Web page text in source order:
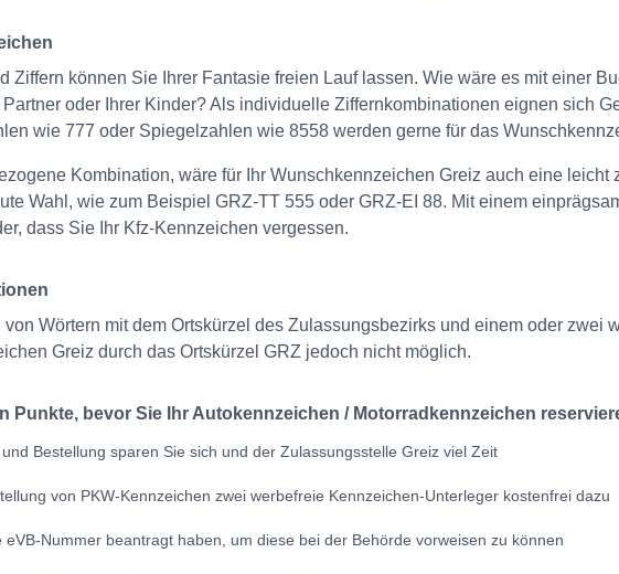
Ziffern können Sie Ihrer Fantasie freien Lauf lassen. Wie wäre es mit einer
oder Ihrer Kinder? Als individuelle Ziffernkombinationen eignen sich
wie 777 oder Spiegelzahlen wie 8558 werden gerne für das
Kombination, wäre für Ihr Wunschkennzeichen Greiz auch eine leicht
Wahl, wie zum Beispiel GRZ-TT 555 oder GRZ-EI 88. Mit einem
dass Sie Ihr Kfz-Kennzeichen vergessen.
Wörtern mit dem Ortskürzel des Zulassungsbezirks und einem oder zwei
Greiz durch das Ortskürzel GRZ jedoch nicht möglich.
Punkte, bevor Sie Ihr Autokennzeichen / Motorradkennzeichen
Bestellung sparen Sie sich und der Zulassungsstelle Greiz viel Zeit
von PKW-Kennzeichen zwei werbefreie Kennzeichen-Unterleger kostenfrei dazu
eVB-Nummerbeantragt haben, um diese bei der Behörde vorweisen zu können